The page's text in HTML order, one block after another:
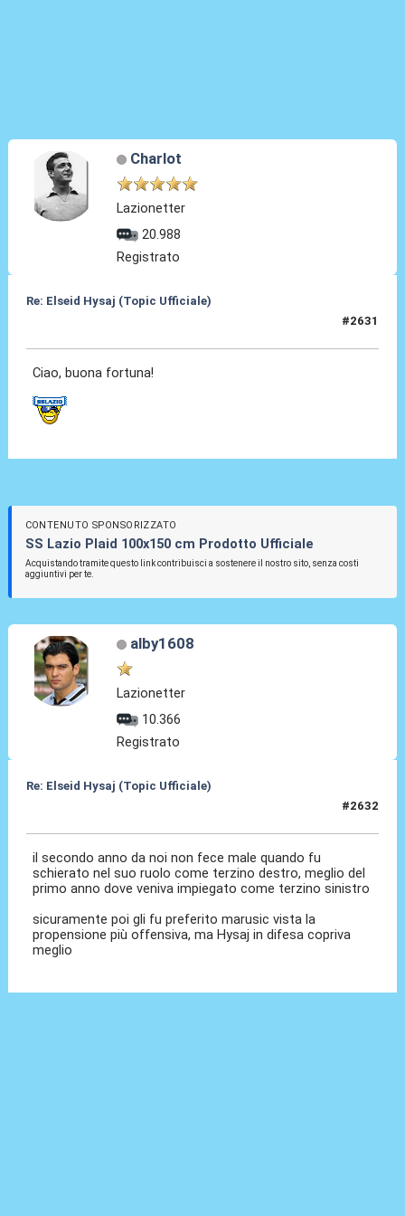
Charlot
Lazionetter
20.988
Registrato
Re: Elseid Hysaj (Topic Ufficiale)
#2631
Ciao, buona fortuna!
CONTENUTO SPONSORIZZATO
SS Lazio Plaid 100x150 cm Prodotto Ufficiale
Acquistando tramite questo link contribuisci a sostenere il nostro sito, senza costi
aggiuntivi per te.
alby1608
Lazionetter
10.366
Registrato
Re: Elseid Hysaj (Topic Ufficiale)
#2632
il secondo anno da noi non fece male quando fu
schierato nel suo ruolo come terzino destro, meglio del
primo anno dove veniva impiegato come terzino sinistro
sicuramente poi gli fu preferito marusic vista la
propensione più offensiva, ma Hysaj in difesa copriva
meglio